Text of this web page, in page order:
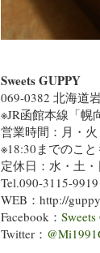
Sweets GUPPY
069-0382 北海道
※JR函館本線「幌
営業時間：月・
※18:30までのこ
定休日：水・土・
Tel.090-3115-
WEB：http://
Facebook：
Twitter：